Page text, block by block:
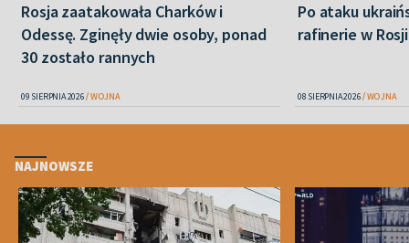
Rosja zaatakowała Charków i
Odessę. Zginęły dwie osoby, ponad
30 zostało rannych
09 SIERPNIA 2026 WOJNA
Po ataku
rafinerie w Rosji
08 SIERPNIA 2026 WOJNA
NAJNOWSZE